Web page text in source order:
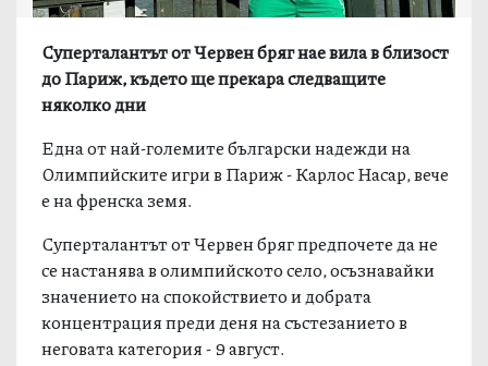
Суперталантът от Червен бряг нае вила в близост
до Париж, където ще прекара следващите
няколко дни
Eдна от най-големите български надежди на
Олимпийските игри в Париж - Карлос Насар, вече
е на френска земя.
Суперталантът от Червен бряг предпочете да не
се настанява в олимпийското село, осъзнавайки
значението на спокойствието и добрата
концентрация преди деня на състезанието в
неговата категория - 9 август.